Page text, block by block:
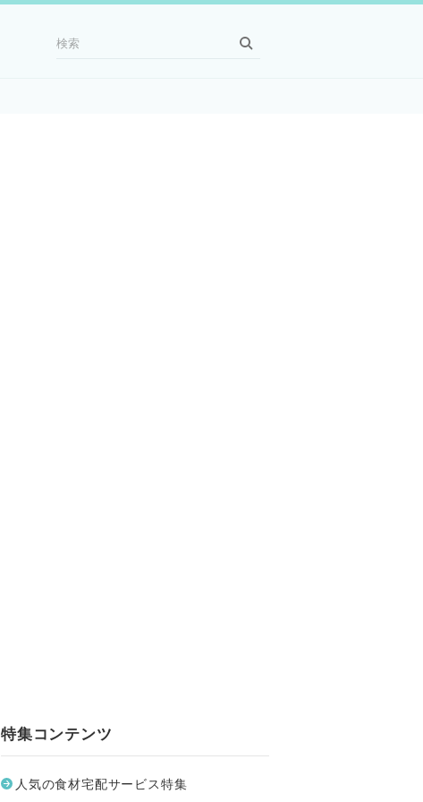
特集コンテンツ
人気の食材宅配サービス特集